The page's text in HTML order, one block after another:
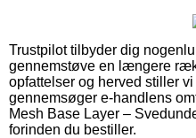
Trustpilot tilbyder dig
gennemstøve en længere
opfattelser og herved stiller
gennemsøger e-handlens
Mesh Base Layer –
forinden du bestiller.